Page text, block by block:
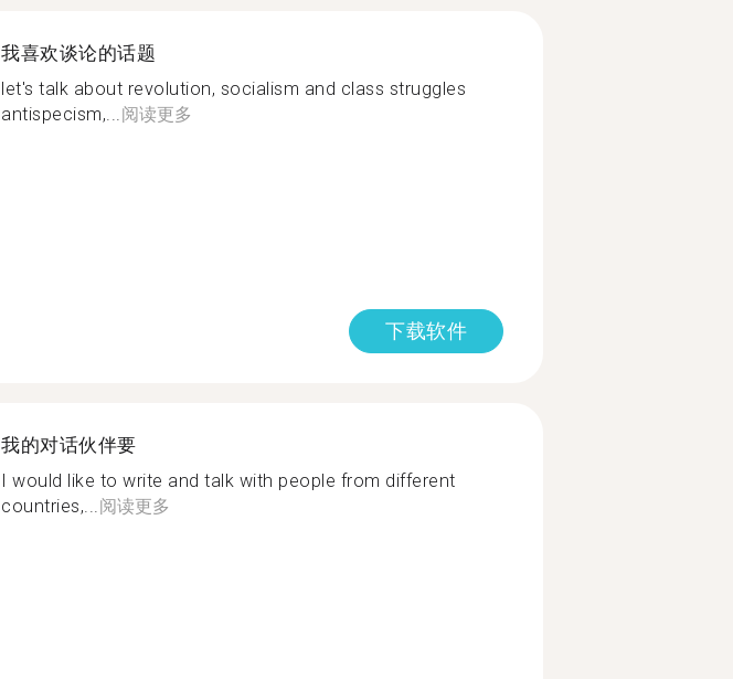
我喜欢谈论的话题
let's talk about revolution, socialism and class struggles
antispecism,...阅读更多
下载软件
我的对话伙伴要
I would like to write and talk with people from different
countries,...阅读更多